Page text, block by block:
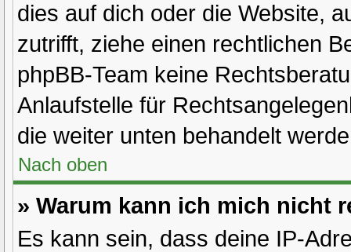
dies auf dich oder die Website,
zutrifft, ziehe einen rechtlichen
phpBB-Team keine
Anlaufstelle für
die weiter unten behandelt
Nach oben
» Warum kann ich mich nicht
Es kann sein, dass deine IP-